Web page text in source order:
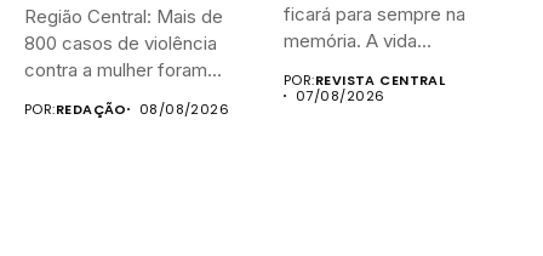
Região Central: Mais de
800 casos de violência
contra a mulher foram...
POR:REDAÇÃO 08/08/2026
ficará para sempre na
memória. A vida...
POR:REVISTA CENTRAL
07/08/2026